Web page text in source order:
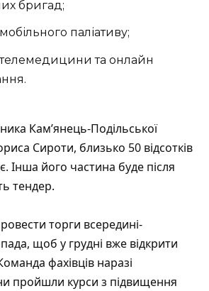
бригад;
паліативу;
та онлайн
Кам’янець-Подільської
Сироти, близько 50 відсотків
Інша його частина буде після
тендер.
торги всередині-
щоб у грудні вже відкрити
фахівців наразі
пройшли курси з підвищення